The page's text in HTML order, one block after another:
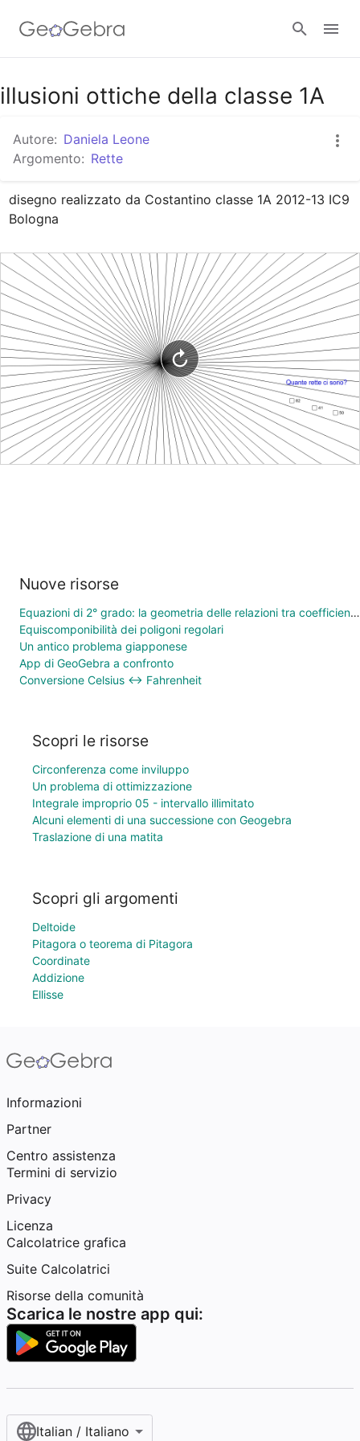
Google Classroom
GeoGebra Classroom
Accedi
illusioni ottiche della classe 1A
Autore: Daniela Leone
Argomento: Rette
disegno realizzato da Costantino classe 1A 2012-13 IC9
Bologna
Nuove risorse
Equazioni di 2° grado: la geometria delle relazioni tra coefficienti e soluzioni
Equiscomponibilità dei poligoni regolari
Un antico problema giapponese
App di GeoGebra a confronto
Conversione Celsius ↔ Fahrenheit
Scopri le risorse
Circonferenza come inviluppo
Un problema di ottimizzazione
Integrale improprio 05 - intervallo illimitato
Alcuni elementi di una successione con Geogebra
Traslazione di una matita
Scopri gli argomenti
Deltoide
Pitagora o teorema di Pitagora
Coordinate
Addizione
Ellisse
Informazioni
Partner
Centro assistenza
Termini di servizio
Privacy
Licenza
Calcolatrice grafica
Suite Calcolatrici
Risorse della comunità
Scarica le nostre app qui:
Italian / Italiano‎